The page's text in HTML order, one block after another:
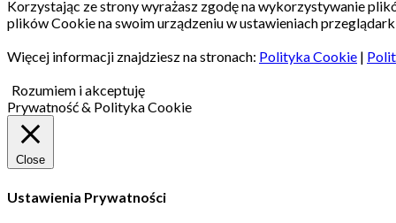
Korzystając ze strony wyrażasz zgodę na wykorzystywanie
plików Cookie na swoim urządzeniu w ustawieniach
Więcej informacji znajdziesz na stronach: Polityka Cookie |
Rozumiem i akceptuję
Prywatność & Polityka Cookie
Close
Ustawienia Prywatności